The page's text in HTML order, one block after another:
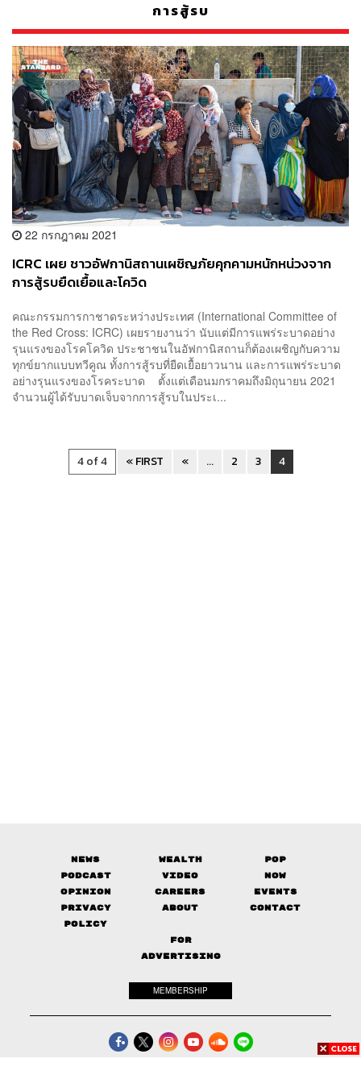
การสู้รบ
22 กรกฎาคม 2021
ICRC เผย ชาวอัฟกานิสถานเผชิญภัยคุกคามหนักหน่วงจาก
การสู้รบยืดเยื้อและโควิด
คณะกรรมการกาชาดระหว่างประเทศ (International Committee of
the Red Cross: ICRC) เผยรายงานว่า นับแต่มีการแพร่ระบาดอย่าง
รุนแรงของโรคโควิด ประชาชนในอัฟกานิสถานก็ต้องเผชิญกับความ
ทุกข์ยากแบบทวีคูณ ทั้งการสู้รบที่ยืดเยื้อยาวนาน และการแพร่ระบาด
อย่างรุนแรงของโรคระบาด ตั้งแต่เดือนมกราคมถึงมิถุนายน 2021
จำนวนผู้ได้รับบาดเจ็บจากการสู้รบในประเ...
4 of 4 « FIRST « ... 2 3 4
News Wealth
Pop
Podcast
Video
Now
Opinion
Careers
Events
Privacy
Policy
About Contact
FOR
ADVERTISING
MEMBERSHIP